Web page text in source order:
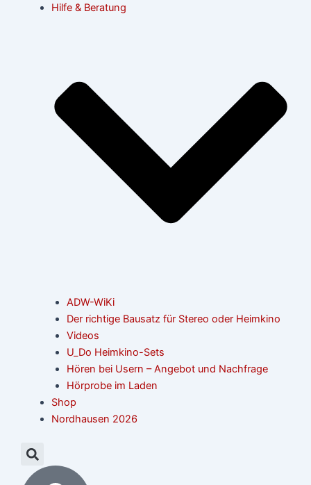
Hilfe & Beratung
ADW-WiKi
Der richtige Bausatz für Stereo oder Heimkino
Videos
U_Do Heimkino-Sets
Hören bei Usern – Angebot und Nachfrage
Hörprobe im Laden
Shop
Nordhausen 2026